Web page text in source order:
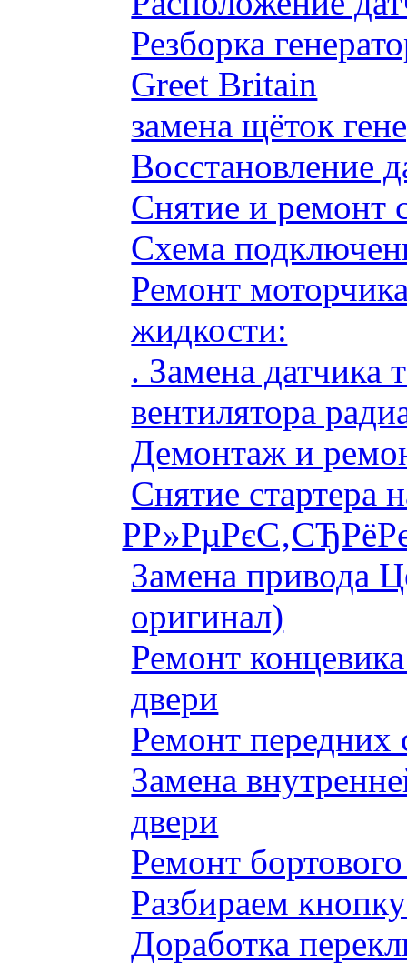
Резборка
Greet Britain
замена щёток
Восстановление
Снятие и ремонт
Схема
Ремонт
жидкости:
. Замена
вентилятора
Демонтаж и
Снятие
Замена привода
оригинал)
Ремонт
двери
Ремонт передних
Замена
двери
Ремонт
Разбираем
Доработка